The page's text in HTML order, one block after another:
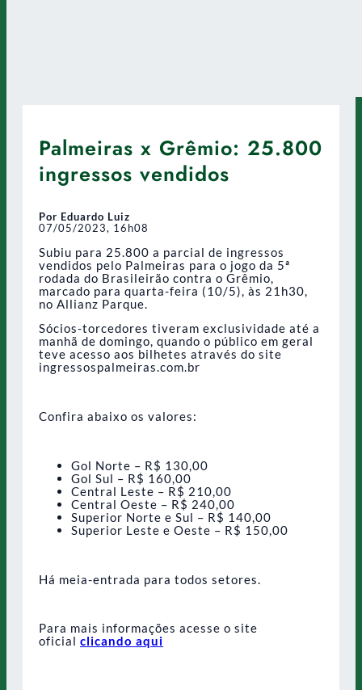
Palmeiras x Grêmio: 25.800
ingressos vendidos
Por Eduardo Luiz
07/05/2023, 16h08
Subiu para 25.800 a parcial de ingressos
vendidos pelo Palmeiras para o jogo da 5ª
rodada do Brasileirão contra o Grêmio,
marcado para quarta-feira (10/5), às 21h30,
no Allianz Parque.
Sócios-torcedores tiveram exclusividade até a
manhã de domingo, quando o público em geral
teve acesso aos bilhetes através do site
ingressospalmeiras.com.br
Confira abaixo os valores:
Gol Norte – R$ 130,00
Gol Sul – R$ 160,00
Central Leste – R$ 210,00
Central Oeste – R$ 240,00
Superior Norte e Sul – R$ 140,00
Superior Leste e Oeste – R$ 150,00
Há meia-entrada para todos setores.
Para mais informações acesse o site
oficial clicando aqui